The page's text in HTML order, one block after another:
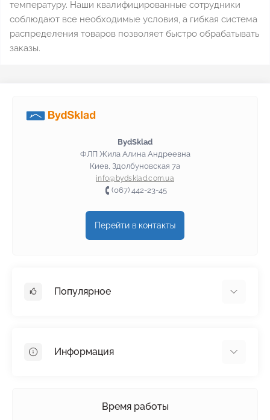
температуру. Наши квалифицированные сотрудники
соблюдают все необходимые условия, а гибкая система
распределения товаров позволяет быстро обрабатывать
заказы.
BydSklad
ФЛП Жила Алина Андреевна
Киев, Здолбуновская 7а
info@bydsklad.com.ua
(067) 442-23-45
Перейти в контакты
Популярное
Пенопласт
Информация
Время работы